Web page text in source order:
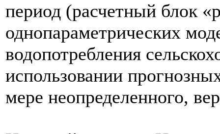
период (расчетный блок
однопараметрических
водопотребления
использовании
мере неопределенного,